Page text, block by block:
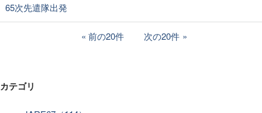
65次先遣隊出発
前の20件 次の20件
カテゴリ